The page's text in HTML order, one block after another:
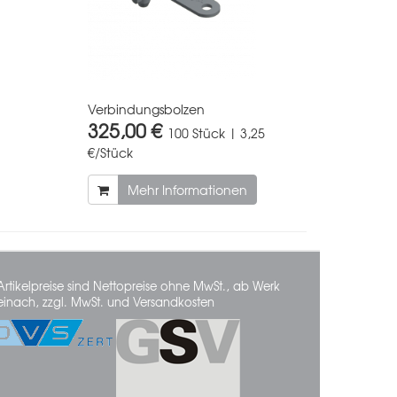
Verbindungsbolzen
325,00 € 100 Stück | 3,25
€/Stück
Mehr Informationen
sind Nettopreise ohne MwSt., ab Werk
zzgl. MwSt. und Versandkosten